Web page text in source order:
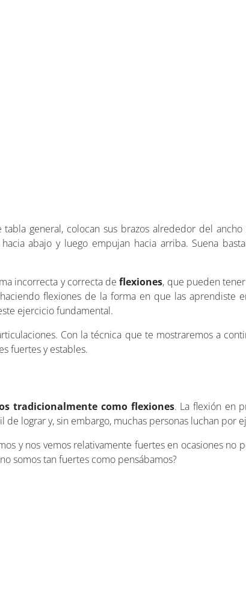
tabla general, colocan sus brazos alrededor del
abajo y luego empujan hacia arriba. Suena
incorrecta y correcta deflexiones, que pueden
flexiones de la forma en que las aprendiste
ejercicio fundamental.
Con la técnica que te mostraremos a
fuertes y estables.
tradicionalmente como flexiones. La flexión en
lograr y, sin embargo, muchas personas luchan por
y nos vemos relativamente fuertes en ocasiones no
somos tan fuertes como pensábamos?